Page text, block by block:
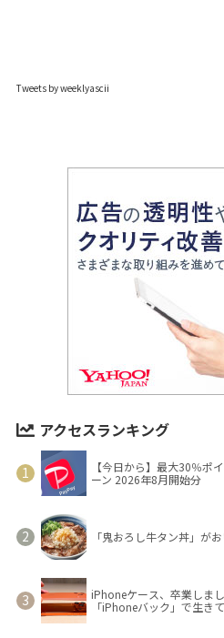
Tweets by weeklyascii
アクセスランキング
【今日から】最大30％ポ
ーン 2026年8月開始分
「鬼おろし牛タン丼」が
iPhoneケース、卒業しま
「iPhoneバック」で生き